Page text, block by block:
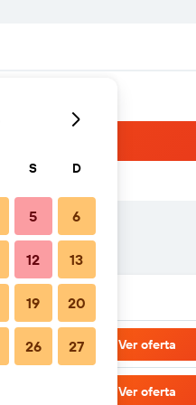
Ver oferta
Ver oferta
S D
5 6
12 13
19 20
26 27